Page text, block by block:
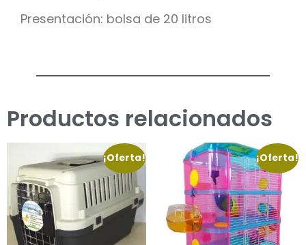
Presentación: bolsa de 20 litros
Productos relacionados
¡Oferta! ¡Oferta!